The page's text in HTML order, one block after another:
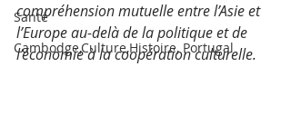
Santé
Cambodge,Culture,Histoire, Portugal
compréhension mutuelle entre l’Asie et
l’Europe au-delà de la politique et de
l’économie à la coopération culturelle.